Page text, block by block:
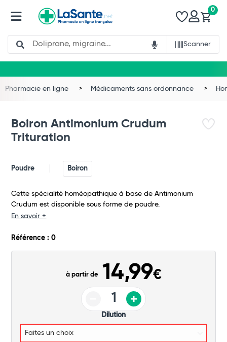
Search
Scanner
0
Total
Pharmacie en ligne Médicaments sans ordonnance
Boiron Antimonium Crudum
Trituration
Poudre Boiron
Cette spécialité homéopathique à base de Antimonium
Crudum est disponible sous forme de poudre.
En savoir +
Référence : 0
à partir de 14,99€
Dilution